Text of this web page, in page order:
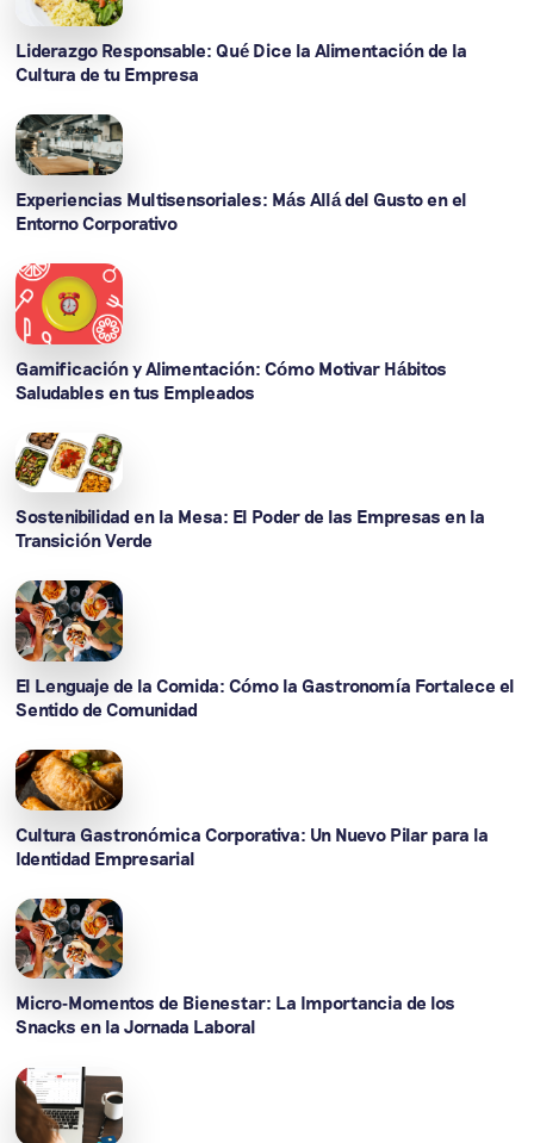
Liderazgo Responsable: Qué Dice la Alimentación de la
Cultura de tu Empresa
Experiencias Multisensoriales: Más Allá del Gusto en el
Entorno Corporativo
Gamificación y Alimentación: Cómo Motivar Hábitos
Saludables en tus Empleados
Sostenibilidad en la Mesa: El Poder de las Empresas en la
Transición Verde
El Lenguaje de la Comida: Cómo la Gastronomía Fortalece el
Sentido de Comunidad
Cultura Gastronómica Corporativa: Un Nuevo Pilar para la
Identidad Empresarial
Micro-Momentos de Bienestar: La Importancia de los
Snacks en la Jornada Laboral